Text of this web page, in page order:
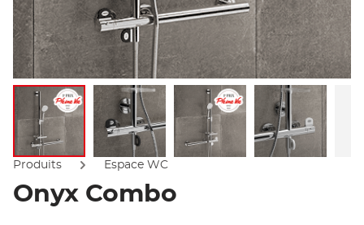
Afficher l'imageAfficher l'image
Produits Espace WC
Onyx Combo